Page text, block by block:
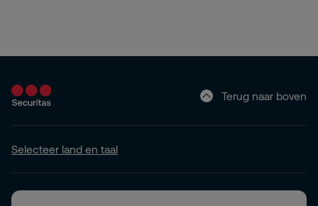
Terug naar boven
Selecteer land en taal